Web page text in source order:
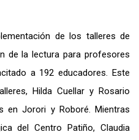
de los talleres de
de la lectura para profesores
a 192 educadores. Este
Hilda Cuellar y Rosario
en Jorori y Roboré. Mientras
del Centro Patiño, Claudia